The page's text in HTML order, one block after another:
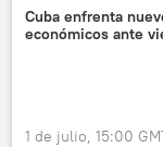
Cuba enfrenta
económicos ante
1 de julio, 15:00